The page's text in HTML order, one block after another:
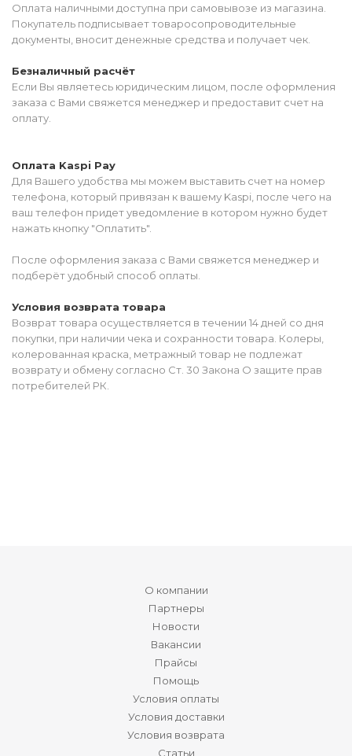
Оплата наличными доступна при самовывозе из магазина.
Покупатель подписывает товаросопроводительные
документы, вносит денежные средства и получает чек.
Безналичный расчёт
Если Вы являетесь юридическим лицом, после оформления
заказа с Вами свяжется менеджер и предоставит счет на
оплату.
Оплата Kaspi Pay
Для Вашего удобства мы можем выставить счет на номер
телефона, который привязан к вашему Kaspi, после чего на
ваш телефон придет уведомление в котором нужно будет
нажать кнопку "Оплатить".
После оформления заказа с Вами свяжется менеджер и
подберёт удобный способ оплаты.
Условия возврата товара
Возврат товара осуществляется в течении 14 дней со дня
покупки, при наличии чека и сохранности товара. Колеры,
колерованная краска, метражный товар не подлежат
возврату и обмену согласно Ст. 30 Закона О защите прав
потребителей РК.
О компании
Партнеры
Новости
Вакансии
Прайсы
Помощь
Условия оплаты
Условия доставки
Условия возврата
Статьи